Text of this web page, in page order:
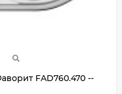
FAD760.470 --